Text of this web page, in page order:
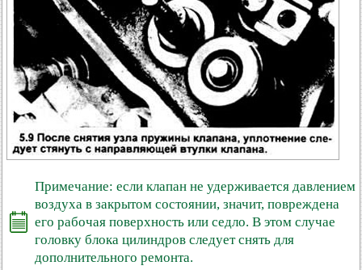
Примечание: если клапан не удерживается давлением
воздуха в закрытом состоянии, значит, повреждена
его рабочая поверхность или седло. В этом случае
головку блока цилиндров следует снять для
дополнительного ремонта.